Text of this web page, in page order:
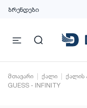
ბრენდები
მთავარი ქალი ქალის
GUESS - INFINITY